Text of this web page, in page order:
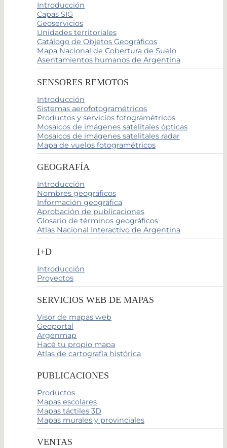
Introducción
Capas SIG
Geoservicios
Unidades territoriales
Catálogo de Objetos Geográficos
Mapa Nacional de Cobertura de Suelo
Asentamientos humanos de Argentina
SENSORES REMOTOS
Introducción
Sistemas aerofotogramétricos
Productos y servicios fotogramétricos
Mosaicos de imágenes satelitales ópticas
Mosaicos de imágenes satelitales radar
Mapa de vuelos fotogramétricos
GEOGRAFÍA
Introducción
Nombres geográficos
Información geográfica
Aprobación de publicaciones
Glosario de términos geográficos
Atlas Nacional Interactivo de Argentina
I+D
Introducción
Proyectos
SERVICIOS WEB DE MAPAS
Visor de mapas web
Geoportal
Argenmap
Hacé tu propio mapa
Atlas de cartografía histórica
PUBLICACIONES
Productos
Mapas escolares
Mapas táctiles 3D
Mapas murales y provinciales
VENTAS